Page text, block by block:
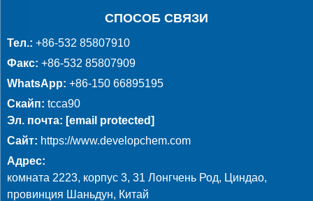
различия между...
СПОСОБ СВЯЗИ
Тел.: +86-532 85807910
Факс: +86-532 85807909
WhatsApp: +86-150 66895195
Скайп: tcca90
Эл. почта: [email protected]
Сайт: https://www.developchem.com
Адрес:
комната 2223, корпус 3, 31 Лонгчень Род, Циндао,
провинция Шаньдун, Китай